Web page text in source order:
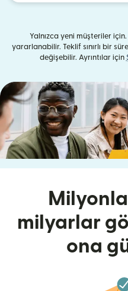
Yalnızca yeni müşteriler
yararlanabilir. Teklif sınırlı bir
değişebilir. Ayrıntılar için
milyarlar
ona